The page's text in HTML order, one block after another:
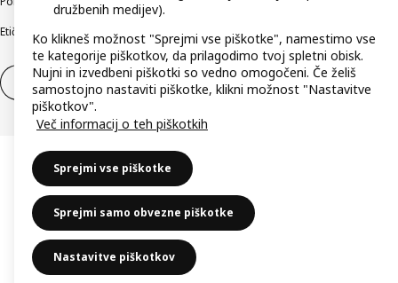
Etično odkrivanje varnostnih pomanjkljivosti
Digitalna dostopnost
Odstop od pogodbe Odstop od pogodbe (storitve)
družbenih medijev).
Ko klikneš možnost "Sprejmi vse piškotke", namestimo vse
te kategorije piškotkov, da prilagodimo tvoj spletni obisk.
Nujni in izvedbeni piškotki so vedno omogočeni. Če želiš
samostojno nastaviti piškotke, klikni možnost "Nastavitve
piškotkov".
Več informacij o teh piškotkih
Sprejmi vse piškotke
Sprejmi samo obvezne piškotke
Nastavitve piškotkov